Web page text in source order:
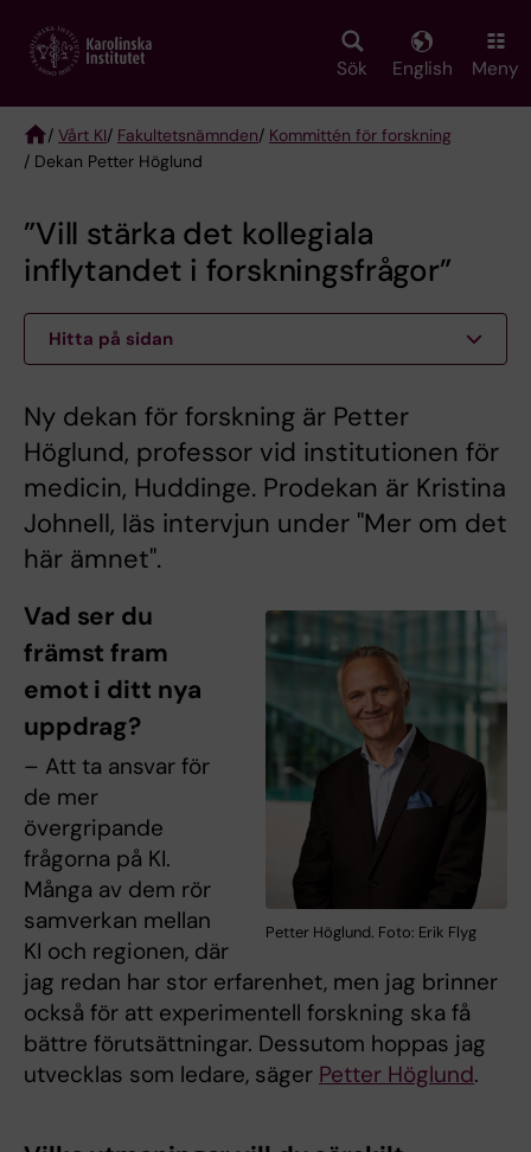
main
Sök English Meny
Breadcrumb
/ Vårt KI/ Fakultetsnämnden/ Kommittén för forskning
/ Dekan Petter Höglund
”Vill stärka det kollegiala
inflytandet i forskningsfrågor”
Hitta på sidan
Ny dekan för forskning är Petter
Höglund, professor vid institutionen för
medicin, Huddinge. Prodekan är Kristina
Johnell, läs intervjun under "Mer om det
här ämnet".
Petter Höglund. Foto: Erik Flyg
Vad ser du
främst fram
emot i ditt nya
uppdrag?
– Att ta ansvar för
de mer
övergripande
frågorna på KI.
Många av dem rör
samverkan mellan
KI och regionen, där
jag redan har stor erfarenhet, men jag brinner
också för att experimentell forskning ska få
bättre förutsättningar. Dessutom hoppas jag
utvecklas som ledare, säger Petter Höglund.